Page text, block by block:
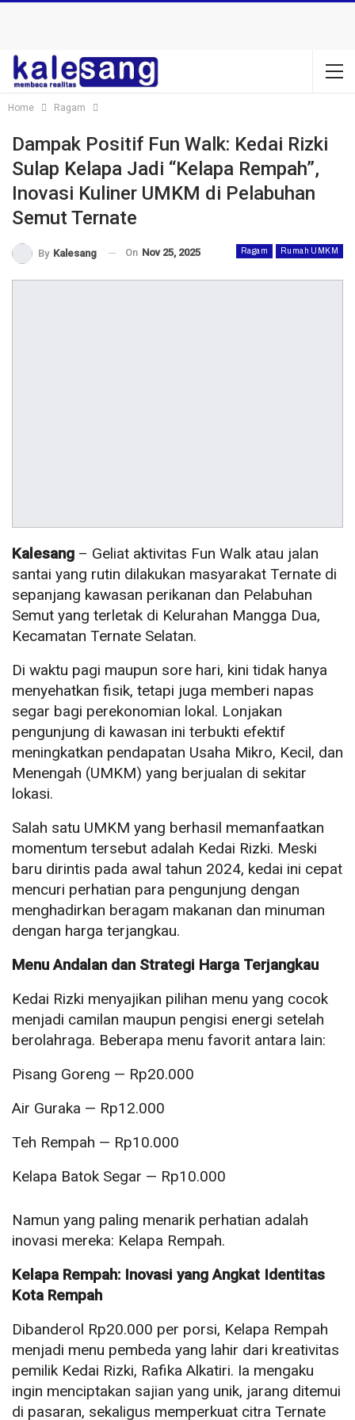
Home Ragam
Dampak Positif Fun Walk: Kedai Rizki
Sulap Kelapa Jadi “Kelapa Rempah”,
Inovasi Kuliner UMKM di Pelabuhan
Semut Ternate
Ragam Rumah UMKM
By Kalesang On Nov 25, 2025
Kalesang – Geliat aktivitas Fun Walk atau jalan
santai yang rutin dilakukan masyarakat Ternate di
sepanjang kawasan perikanan dan Pelabuhan
Semut yang terletak di Kelurahan Mangga Dua,
Kecamatan Ternate Selatan.
Di waktu pagi maupun sore hari, kini tidak hanya
menyehatkan fisik, tetapi juga memberi napas
segar bagi perekonomian lokal. Lonjakan
pengunjung di kawasan ini terbukti efektif
meningkatkan pendapatan Usaha Mikro, Kecil, dan
Menengah (UMKM) yang berjualan di sekitar
lokasi.
Salah satu UMKM yang berhasil memanfaatkan
momentum tersebut adalah Kedai Rizki. Meski
baru dirintis pada awal tahun 2024, kedai ini cepat
mencuri perhatian para pengunjung dengan
menghadirkan beragam makanan dan minuman
dengan harga terjangkau.
Menu Andalan dan Strategi Harga Terjangkau
Kedai Rizki menyajikan pilihan menu yang cocok
menjadi camilan maupun pengisi energi setelah
berolahraga. Beberapa menu favorit antara lain:
Pisang Goreng — Rp20.000
Air Guraka — Rp12.000
Teh Rempah — Rp10.000
Kelapa Batok Segar — Rp10.000
Namun yang paling menarik perhatian adalah
inovasi mereka: Kelapa Rempah.
Kelapa Rempah: Inovasi yang Angkat Identitas
Kota Rempah
Dibanderol Rp20.000 per porsi, Kelapa Rempah
menjadi menu pembeda yang lahir dari kreativitas
pemilik Kedai Rizki, Rafika Alkatiri. Ia mengaku
ingin menciptakan sajian yang unik, jarang ditemui
di pasaran, sekaligus memperkuat citra Ternate